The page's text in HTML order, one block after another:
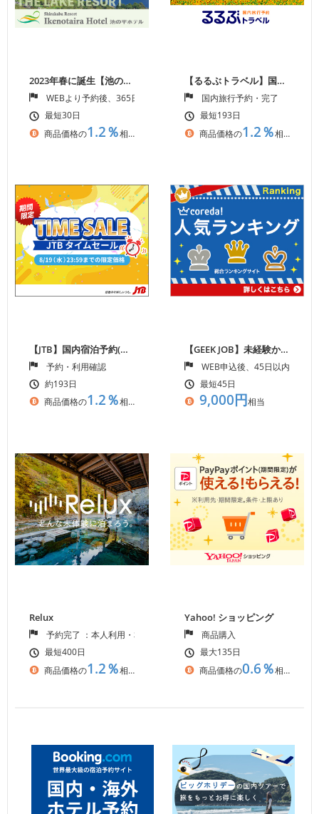
2023年春に誕生【池の平ホテル】長野県白樺湖リゾートホテル
WEBより予約後、365日以内の宿泊確認完了時点
最短30日
商品価格の1.2％相当
【るるぶトラベル】国内旅行予約サイト、宿泊予約プログラム
国内旅行予約・完了
最短193日
商品価格の1.2％相当
【JTB】国内宿泊予約(旅館・ホテル)と国内ツアー予約
予約・利用確認
約193日
商品価格の1.2％相当
【GEEK JOB】未経験からプログラマーへの転職率95.1%！20代第二新卒/フリーター向け
WEB申込後、45日以内のオ
最短45日
9,000円相当
Relux
予約完了 ：本人利用・本人確認 ：入金確認
最短400日
商品価格の1.2％相当
Yahoo! ショッピング
商品購入
最大135日
商品価格の0.6％相当